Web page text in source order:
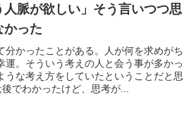
人脈が欲しい」そう言いつつ思
かった
分かったことがある。人が何を求めがち
運。そういう考えの人と会う事が多かっ
うな考え方をしていたということだと思
でわかったけど、思考が...